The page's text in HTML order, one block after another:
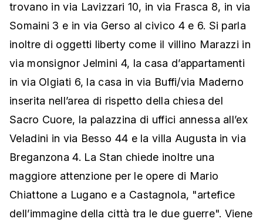
trovano in via Lavizzari 10, in via Frasca 8, in via
Somaini 3 e in via Gerso al civico 4 e 6. Si parla
inoltre di oggetti liberty come il villino Marazzi in
via monsignor Jelmini 4, la casa d’appartamenti
in via Olgiati 6, la casa in via Buffi/via Maderno
inserita nell’area di rispetto della chiesa del
Sacro Cuore, la palazzina di uffici annessa all’ex
Veladini in via Besso 44 e la villa Augusta in via
Breganzona 4. La Stan chiede inoltre una
maggiore attenzione per le opere di Mario
Chiattone a Lugano e a Castagnola, "artefice
dell’immagine della città tra le due guerre". Viene